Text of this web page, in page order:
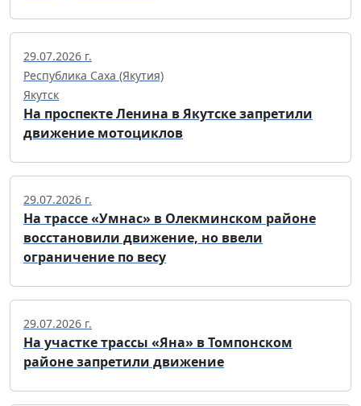
29.07.2026 г.
Республика Саха (Якутия)
Якутск
На проспекте Ленина в Якутске запретили
движение мотоциклов
29.07.2026 г.
На трассе «Умнас» в Олекминском районе
восстановили движение, но ввели
ограничение по весу
29.07.2026 г.
На участке трассы «Яна» в Томпонском
районе запретили движение